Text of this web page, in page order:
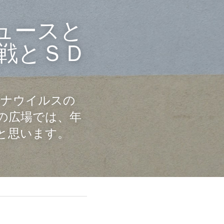
ースと
とＳＤ
ウイルスの
広場では、年
思います。